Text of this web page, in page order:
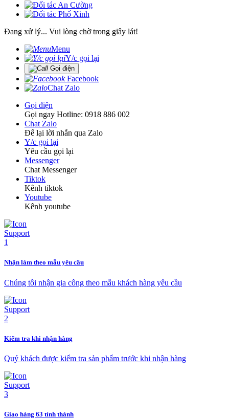
Đang xử lý... Vui lòng chờ trong giây lát!
Menu
Y/c gọi lại
Gọi điện
Facebook
Chat Zalo
Gọi điện
Gọi ngay Hotline: 0918 886 002
Chat Zalo
Để lại lời nhắn qua Zalo
Y/c gọi lại
Yêu cầu gọi lại
Messenger
Chat Messenger
Tiktok
Kênh tiktok
Youtube
Kênh youtube
Nhận làm theo mẫu yêu cầu
Chúng tôi nhận gia công theo mẫu khách hàng yêu cầu
Kiểm tra khi nhận hàng
Quý khách được kiểm tra sản phẩm trước khi nhận hàng
Giao hàng 63 tỉnh thành